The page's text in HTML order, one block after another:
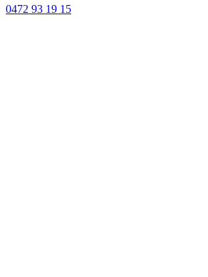
0472 93 19 15